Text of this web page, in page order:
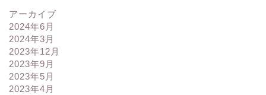
アーカイブ
2024年6月
2024年3月
2023年12月
2023年9月
2023年5月
2023年4月